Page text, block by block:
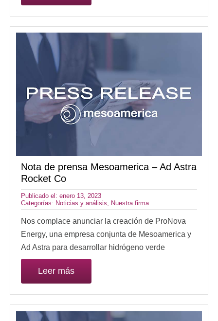
Nota de prensa Mesoamerica – Ad Astra
Rocket Co
Publicado el: enero 13, 2023
Categorías: Noticias y análisis, Nuestra firma
Nos complace anunciar la creación de ProNova
Energy, una empresa conjunta de Mesoamerica y
Ad Astra para desarrollar hidrógeno verde
Leer más